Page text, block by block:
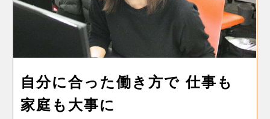
自分に合った働き方で 仕事も
家庭も大事に
今の仕事は、仕事なのか趣味な
のかわからないときがよくある
ARのアプリを開発して世の中
に広めたい
御礼の言葉をいただくと凄く
やりがい感じます